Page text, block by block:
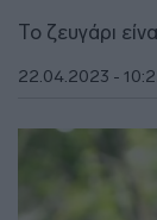
Το ζευγάρι
22.04.2023 -